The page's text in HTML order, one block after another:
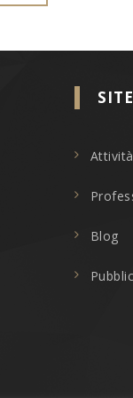
Attività
Blog